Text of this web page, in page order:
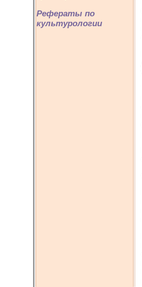
Рефераты по
культурологии